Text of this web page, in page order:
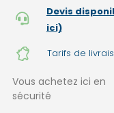
Devis
ici)
Tarifs de
Vous achetez ici en
sécurité